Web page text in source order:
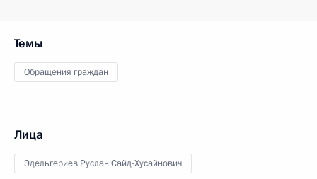
Темы
Обращения граждан
Лица
Эдельгериев Руслан Сайд-Хусайнович